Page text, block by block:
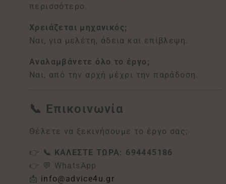
περισσότερο.
Χρειάζεται μηχανικός;
Ναι, για μελέτη, άδεια και επίβλεψη.
Αναλαμβάνετε όλο το έργο;
Ναι, από την αρχή μέχρι την παράδοση.
📞 Επικοινωνία
Θέλετε να ξεκινήσουμε το έργο σας;
👉 📞 ΚΑΛΕΣΤΕ ΤΩΡΑ: 694445186
👉 💬 WhatsApp
📩 info@advice4u.gr